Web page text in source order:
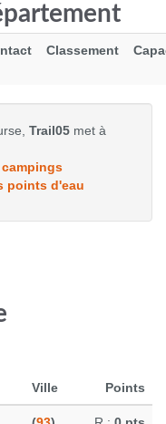
Classement
Trail05 met à
points d'eau
Ville Points